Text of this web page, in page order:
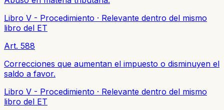
Libro V - Procedimiento · Relevante dentro del mismo
libro del ET
Art. 588
Correcciones que aumentan el impuesto o disminuyen el
saldo a favor.
Libro V - Procedimiento · Relevante dentro del mismo
libro del ET